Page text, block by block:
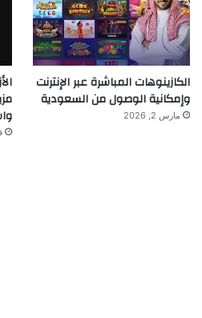
الكازينوهات المباشرة عبر الإنترنت
وإمكانية الوصول من السعودية
مارس 2, 2026